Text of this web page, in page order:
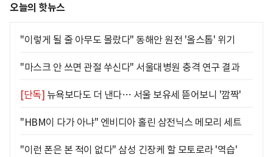
오늘의 핫뉴스
"이렇게 될 줄 아무도 몰랐다" 동해안 원전 '올스톱' 위기
"마스크 안 쓰면 관절 쑤신다" 서울대병원 충격 연구 결과
[단독] 뉴욕보다도 더 낸다… 서울 보유세 뜯어보니 '깜짝'
"HBM이 다가 아냐" 엔비디아 홀린 삼전닉스 메모리 세트
"이런 폰은 본 적이 없다" 삼성 긴장케 할 모토로라 '역습'